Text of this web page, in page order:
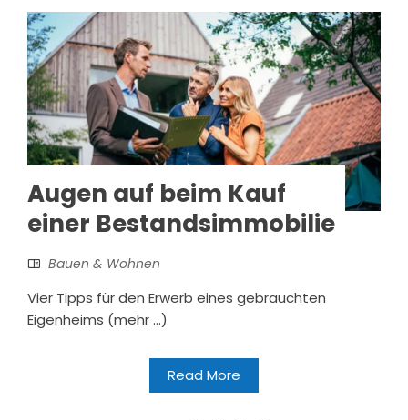
Augen auf beim Kauf
einer Bestandsimmobilie
Bauen & Wohnen
Vier Tipps für den Erwerb eines gebrauchten
Eigenheims (mehr …)
Read More